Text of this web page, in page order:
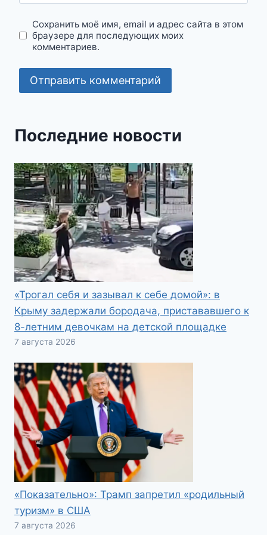
Сохранить моё имя, email и адрес сайта в этом
браузере для последующих моих
комментариев.
Последние новости
«Трогал себя и зазывал к себе домой»: в
Крыму задержали бородача, пристававшего к
8-летним девочкам на детской площадке
7 августа 2026
«Показательно»: Трамп запретил «родильный
туризм» в США
7 августа 2026